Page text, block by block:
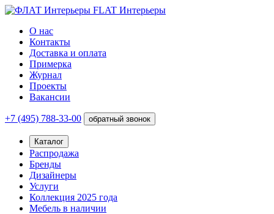
FLAT Интерьеры
О нас
Контакты
Доставка и оплата
Примерка
Журнал
Проекты
Вакансии
+7 (495) 788-33-00 обратный звонок
Каталог
Распродажа
Бренды
Дизайнеры
Услуги
Коллекция 2025 года
Мебель в наличии